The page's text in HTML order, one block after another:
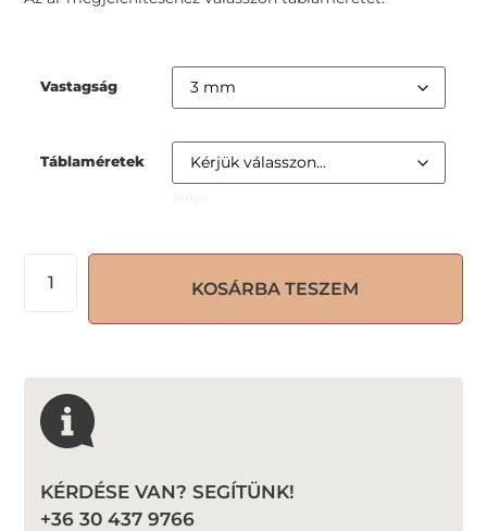
Vastagság
Táblaméretek
KOSÁRBA TESZEM
KÉRDÉSE VAN? SEGÍTÜNK!
+36 30 437 9766